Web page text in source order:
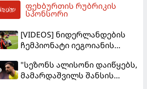
გააგრძელებს
ფეხბურთის რუბრიკის
სპონსორი
[VIDEOS] ნიდერლანდების
ჩემპიონატი იეგოიანის
MVP გახდა
"სეზონს ალისონი დაიწყებს,
მამარდაშვილს შანსის